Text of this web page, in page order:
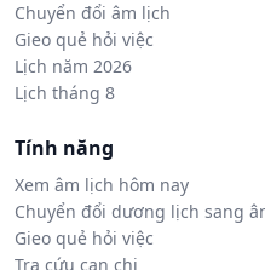
Chuyển đổi âm lịch
Gieo quẻ hỏi việc
Lịch năm 2026
Lịch tháng 8
Tính năng
Xem âm lịch hôm nay
Chuyển đổi dương lịch sang
Gieo quẻ hỏi việc
Tra cứu can chi